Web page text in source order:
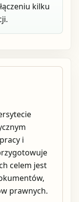
kilku
i
celem jest
prawnych.